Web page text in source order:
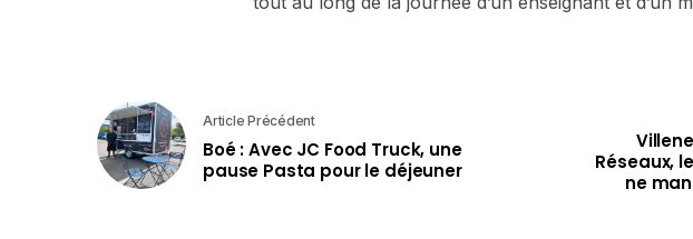
Article Précédent
Boé : Avec JC Food Truck, une
pause Pasta pour le déjeuner
Réseaux,
ne